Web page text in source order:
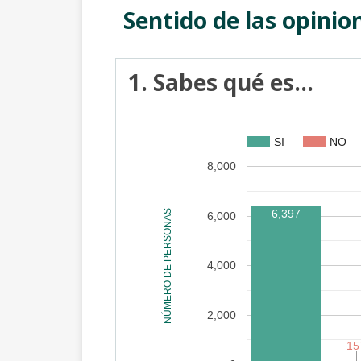
Sentido de las
1. Sabes qué es...
SI NO
2,000
4,000
6,000
8,000
6,397
NÚMERO DE PERSONAS